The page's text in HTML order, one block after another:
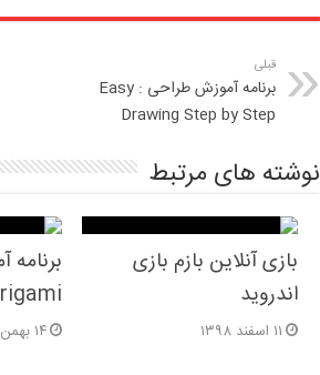
قبلی
برنامه آموزش طراحی : Easy
Drawing Step by Step
نوشته های مرتبط
بازی آنلاین بازم بازی
اندروید
۱۱ اسفند ۱۳۹۸
برنامه
۱۴ بهمن ۱۳۹۸